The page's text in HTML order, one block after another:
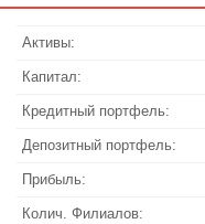
Активы:
Капитал:
Кредитный портфель:
Депозитный портфель:
Прибыль:
Колич. Филиалов: